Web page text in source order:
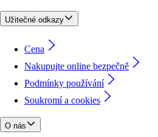
Užitečné odkazy
Cena
Nakupujte online bezpečně
Podmínky používání
Soukromí a cookies
O nás